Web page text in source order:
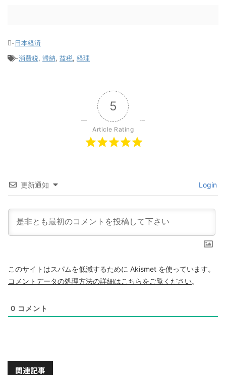
-日本経済
-消費税, 滞納, 益税, 経理
5
Article Rating
更新通知 Login
このサイトはスパムを低減するために Akismet を使っています。
コメントデータの処理方法の詳細はこちらをご覧ください。
0 コメント
関連記事